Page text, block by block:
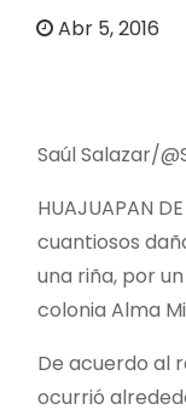
Abr 5, 2016
Saúl Salazar/
HUAJUAPAN
cuantiosos
una riña, por
colonia Alma
De acuerdo al
ocurrió